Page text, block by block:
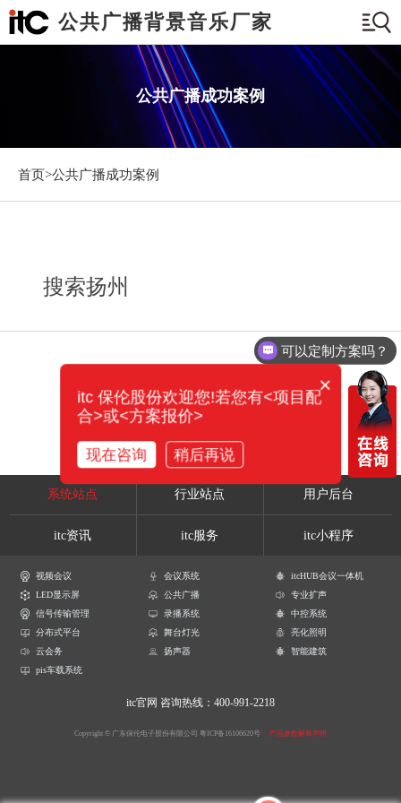
公共广播背景音乐厂家
公共广播成功案例
首页>公共广播成功案例
搜索扬州
系统站点 行业站点 用户后台
itc资讯 itc服务 itc小程序
视频会议 会议系统
itcHUB会议一体机
LED显示屏
公共广播
专业扩声
信号传输管理
录播系统
中控系统
分布式平台
舞台灯光
亮化照明
云会务
扬声器
智能建筑
pis车载系统
itc官网 咨询热线：400-991-2218
Copyright © 广东保伦电子股份有限公司 粤ICP备16106620号 产品参数解释声明
可以定制方案吗？
×
itc 保伦股份欢迎您!若您有<项目配
合>或<方案报价>
现在咨询 稍后再说